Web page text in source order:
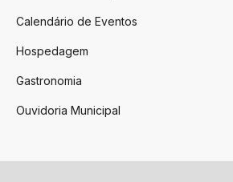
Calendário de Eventos
Hospedagem
Gastronomia
Ouvidoria Municipal